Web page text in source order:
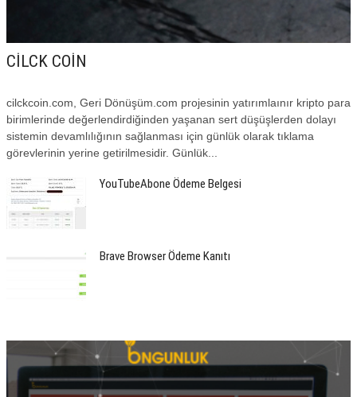
CİLCK COİN
cilckcoin.com, Geri Dönüşüm.com projesinin yatırımlaınır kripto para
birimlerinde değerlendirdiğinden yaşanan sert düşüşlerden dolayı
sistemin devamlılığının sağlanması için günlük olarak tıklama
görevlerinin yerine getirilmesidir. Günlük...
YouTubeAbone Ödeme Belgesi
Brave Browser Ödeme Kanıtı